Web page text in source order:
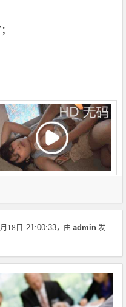
18日 21:00:33，由admin 发